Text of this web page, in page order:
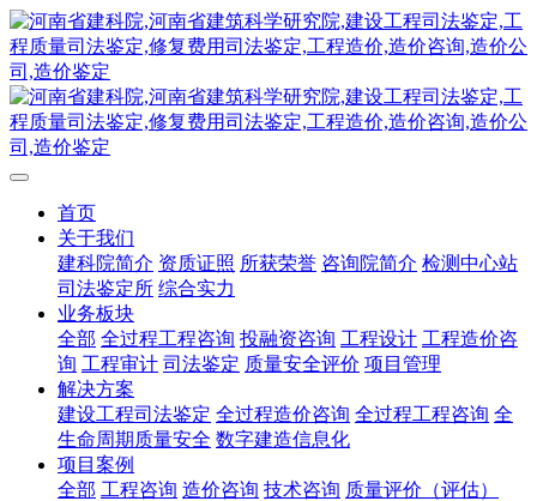
首页
关于我们
建科院简介 资质证照 所获荣誉 咨询院简介 检测中心站
司法鉴定所 综合实力
业务板块
全部 全过程工程咨询 投融资咨询 工程设计 工程造价咨
询 工程审计 司法鉴定 质量安全评价 项目管理
解决方案
建设工程司法鉴定 全过程造价咨询 全过程工程咨询 全
生命周期质量安全 数字建造信息化
项目案例
全部 工程咨询 造价咨询 技术咨询 质量评价（评估）